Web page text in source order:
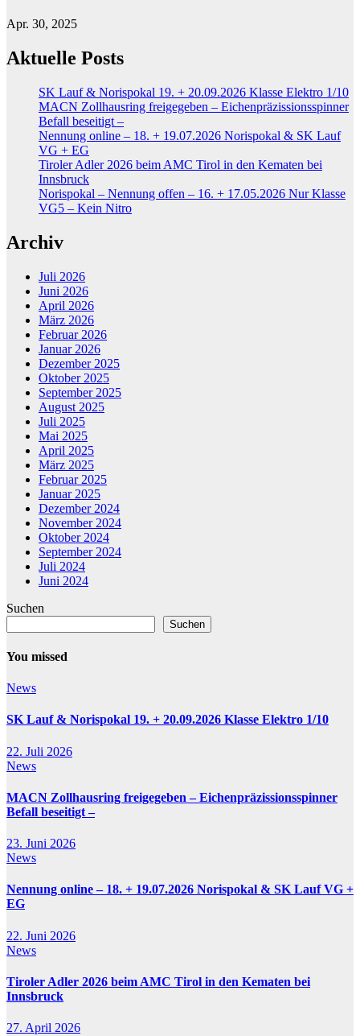
Apr. 30, 2025
Aktuelle Posts
SK Lauf & Norispokal 19. + 20.09.2026 Klasse Elektro 1/10
MACN Zollhausring freigegeben – Eichenpräzissionsspinner
Befall beseitigt –
Nennung online – 18. + 19.07.2026 Norispokal & SK Lauf
VG + EG
Tiroler Adler 2026 beim AMC Tirol in den Kematen bei
Innsbruck
Norispokal – Nennung offen – 16. + 17.05.2026 Nur Klasse
VG5 – Kein Nitro
Archiv
Juli 2026
Juni 2026
April 2026
März 2026
Februar 2026
Januar 2026
Dezember 2025
Oktober 2025
September 2025
August 2025
Juli 2025
Mai 2025
April 2025
März 2025
Februar 2025
Januar 2025
Dezember 2024
November 2024
Oktober 2024
September 2024
Juli 2024
Juni 2024
Suchen
Suchen
You missed
News
SK Lauf & Norispokal 19. + 20.09.2026 Klasse Elektro 1/10
22. Juli 2026
News
MACN Zollhausring freigegeben – Eichenpräzissionsspinner
Befall beseitigt –
23. Juni 2026
News
Nennung online – 18. + 19.07.2026 Norispokal & SK Lauf VG +
EG
22. Juni 2026
News
Tiroler Adler 2026 beim AMC Tirol in den Kematen bei
Innsbruck
27. April 2026